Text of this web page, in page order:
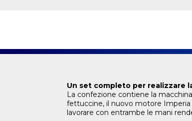
Un set completo per realizzare
La confezione contiene la
fettuccine, il nuovo motore Imperia
lavorare con entrambe le mani